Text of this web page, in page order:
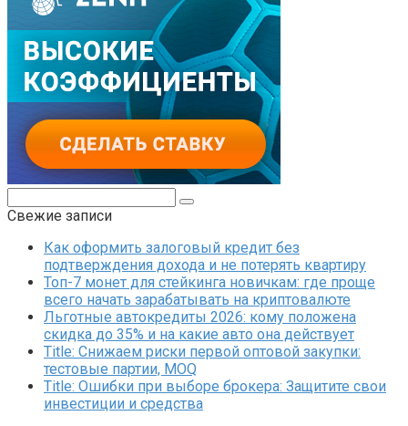
Свежие записи
Как оформить залоговый кредит без
подтверждения дохода и не потерять квартиру
Топ-7 монет для стейкинга новичкам: где проще
всего начать зарабатывать на криптовалюте
Льготные автокредиты 2026: кому положена
скидка до 35% и на какие авто она действует
Title: Снижаем риски первой оптовой закупки:
тестовые партии, MOQ
Title: Ошибки при выборе брокера: Защитите свои
инвестиции и средства